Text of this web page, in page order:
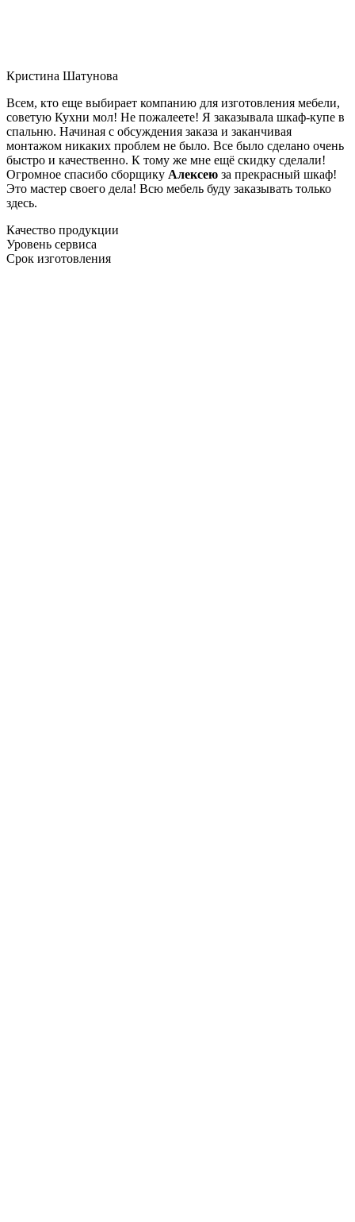
Кристина Шатунова
Всем, кто еще выбирает компанию для изготовления мебели,
советую Кухни мол! Не пожалеете! Я заказывала шкаф-купе в
спальню. Начиная с обсуждения заказа и заканчивая
монтажом никаких проблем не было. Все было сделано очень
быстро и качественно. К тому же мне ещё скидку сделали!
Огромное спасибо сборщику Алексею за прекрасный шкаф!
Это мастер своего дела! Всю мебель буду заказывать только
здесь.
Качество продукции
Уровень сервиса
Срок изготовления